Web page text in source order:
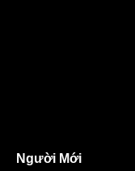
Người Mới